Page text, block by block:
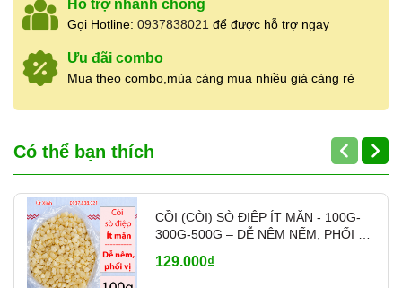
Hỗ trợ nhanh chóng
Gọi Hotline: 0937838021 để được hỗ trợ ngay
Ưu đãi combo
Mua theo combo,mùa càng mua nhiều giá càng rẻ
Có thể bạn thích
CỒI (CÒI) SÒ ĐIỆP ÍT MẶN - 100G-
300G-500G – DỄ NÊM NẾM, PHỐI VỊ
129.000₫